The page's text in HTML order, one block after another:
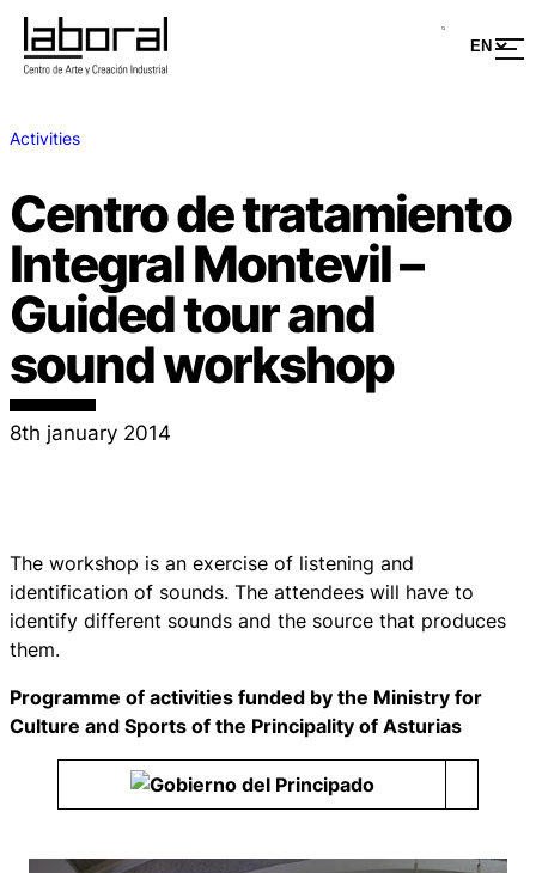
Activities
Centro de tratamiento
Integral Montevil –
Guided tour and
sound workshop
8th january 2014
The workshop is an exercise of listening and
identification of sounds. The attendees will have to
identify different sounds and the source that produces
them.
Programme of activities funded by the Ministry for
Culture and Sports of the Principality of Asturias